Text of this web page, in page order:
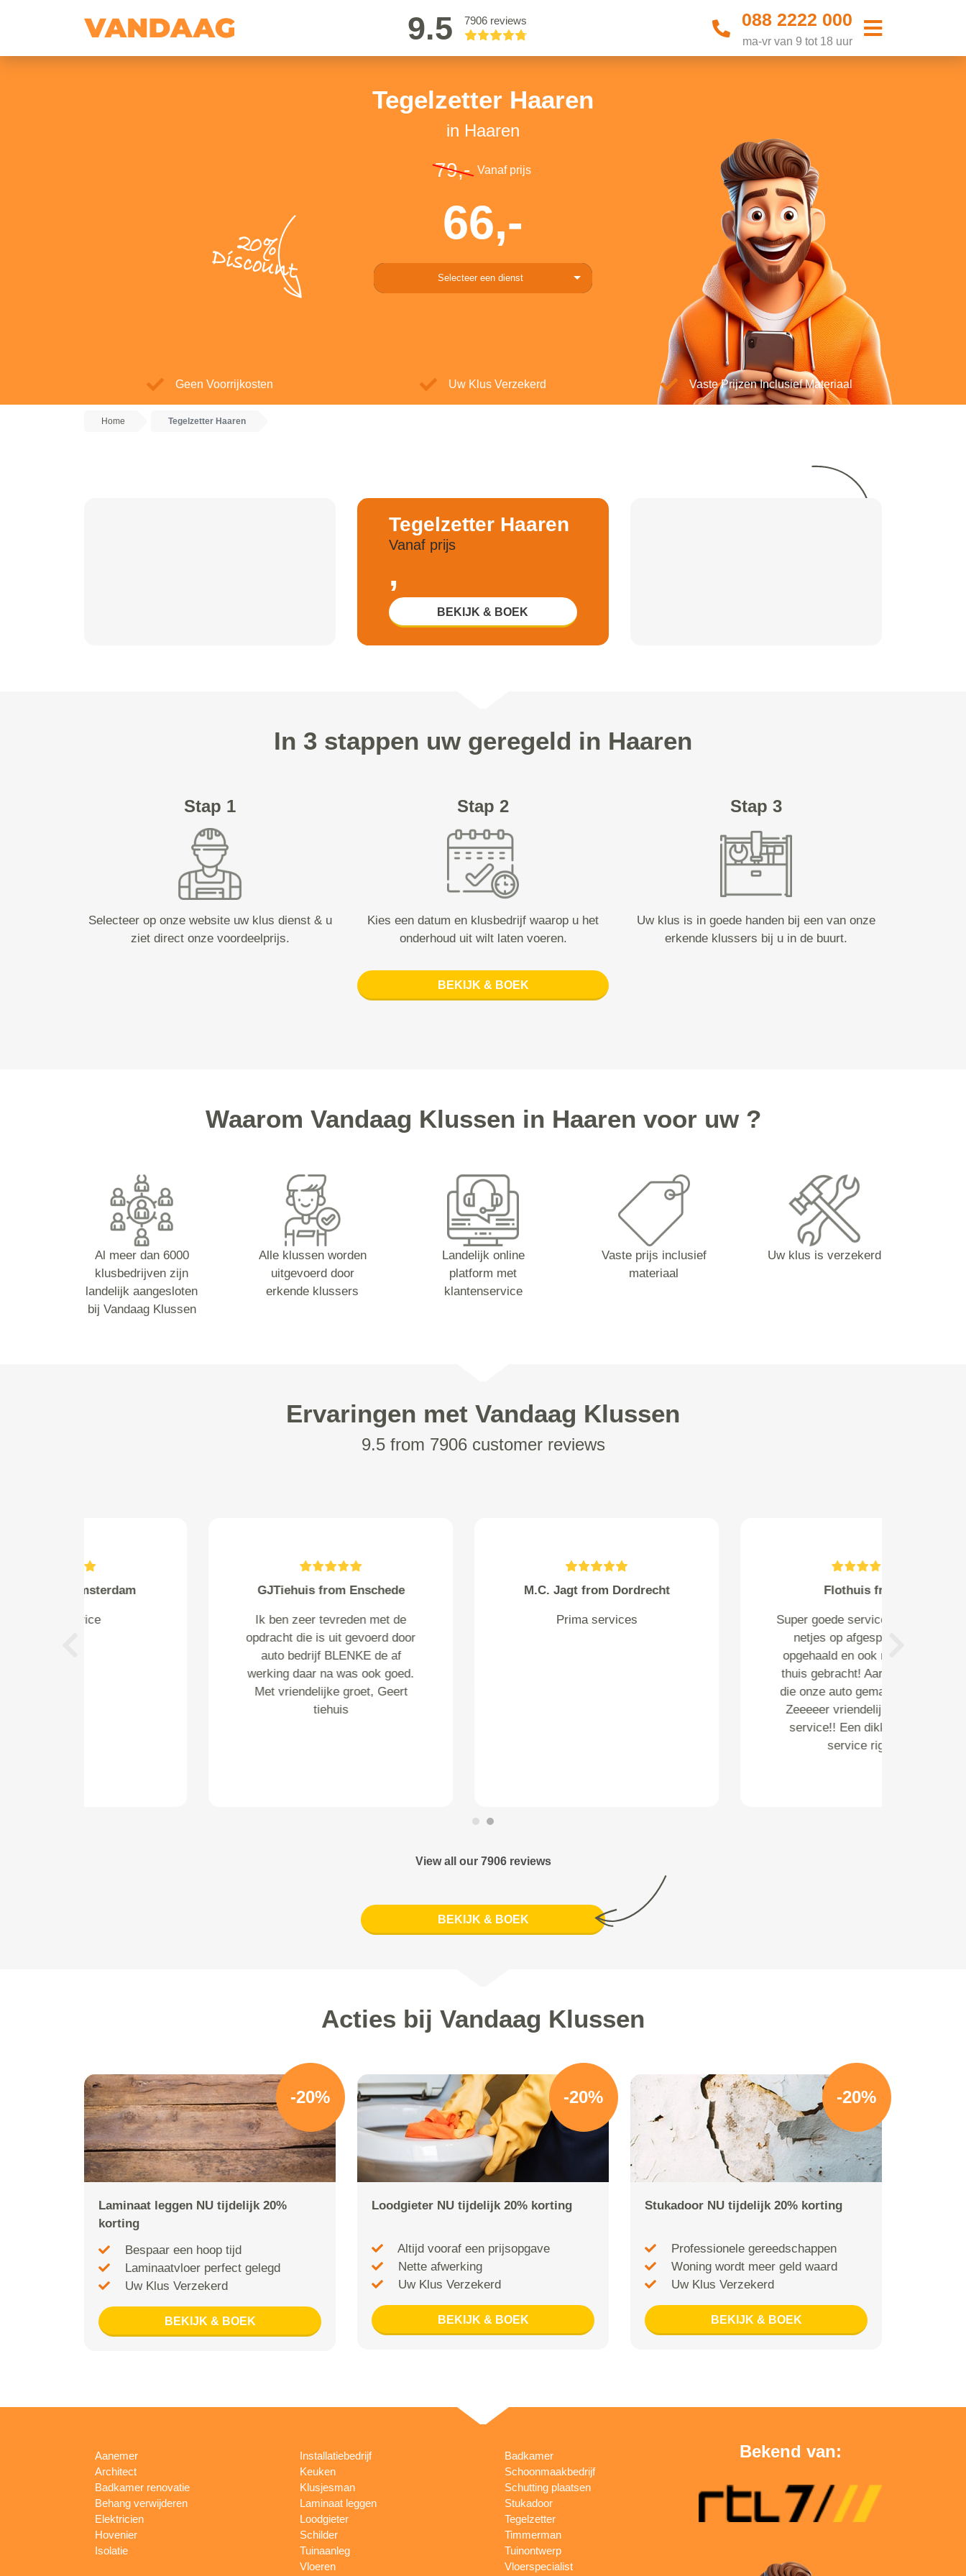
9.5 7906 reviews 088 2222 000
ma-vr van 9 tot 18 uur
Tegelzetter Haaren
in Haaren
20%
Discount
79,- Vanaf prijs
66,-
Selecteer een dienst
Geen Voorrijkosten Uw Klus Verzekerd Vaste Prijzen Inclusief Materiaal
Home Tegelzetter Haaren
Tegelzetter Haaren
Vanaf prijs
,
BEKIJK & BOEK
In 3 stappen uw geregeld in Haaren
Stap 1
Selecteer op onze website uw klus dienst & u
ziet direct onze voordeelprijs.
Stap 2
Kies een datum en klusbedrijf waarop u het
onderhoud uit wilt laten voeren.
Stap 3
Uw klus is in goede handen bij een van onze
erkende klussers bij u in de buurt.
BEKIJK & BOEK
Waarom Vandaag Klussen in Haaren voor uw ?
Al meer dan 6000
klusbedrijven zijn
landelijk aangesloten
bij Vandaag Klussen
Alle klussen worden
uitgevoerd door
erkende klussers
Landelijk online
platform met
klantenservice
Vaste prijs inclusief
materiaal
Uw klus is verzekerd
Ervaringen met Vandaag Klussen
9.5 from 7906 customer reviews
M.C. Jagt from Dordrecht
Prima services
Super goede service! De auto is
netjes op afgesproken tijd
thuis gebracht! Aardige jongen
die onze auto gemaakt heeft !!!
Otting garage in Ede. Nette en
verzorgde garage met
vakmanschap en goede
mensen. Goed, snel en duidelijk
geholpen voor een
aankoopkeuring.
View all our 7906 reviews
BEKIJK & BOEK
Acties bij Vandaag Klussen
-20%
Laminaat leggen NU tijdelijk 20%
korting
Bespaar een hoop tijd
Laminaatvloer perfect gelegd
Uw Klus Verzekerd
BEKIJK & BOEK
-20%
Loodgieter NU tijdelijk 20% korting
Altijd vooraf een prijsopgave
Nette afwerking
Uw Klus Verzekerd
BEKIJK & BOEK
-20%
Stukadoor NU tijdelijk 20% korting
Professionele gereedschappen
Woning wordt meer geld waard
Uw Klus Verzekerd
BEKIJK & BOEK
Aanemer
Architect
Badkamer renovatie
Behang verwijderen
Elektricien
Hovenier
Isolatie
Installatiebedrijf
Keuken
Klusjesman
Laminaat leggen
Loodgieter
Schilder
Tuinaanleg
Vloeren
Badkamer
Schoonmaakbedrijf
Schutting plaatsen
Stukadoor
Tegelzetter
Timmerman
Tuinontwerp
Vloerspecialist
Bekend van: